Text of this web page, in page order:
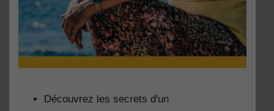
Découvrez les secrets d'un